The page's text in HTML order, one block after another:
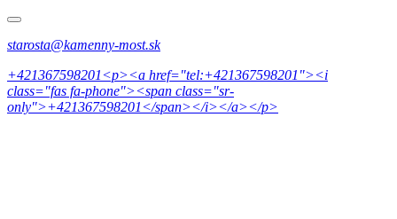
starosta@kamenny-most.sk
+421367598201<p><a href="tel:+421367598201"><i
class="fas fa-phone"><span class="sr-
only">+421367598201</span></i></a></p>